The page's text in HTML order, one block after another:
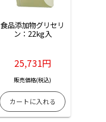
食品添加物グリセリ
ン：22kg入
25,731円
販売価格(税込)